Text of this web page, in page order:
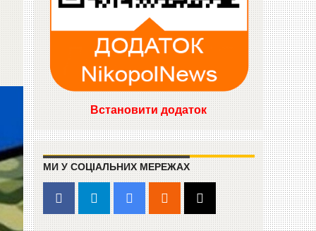
Встановити додаток
МИ У СОЦІАЛЬНИХ МЕРЕЖАХ